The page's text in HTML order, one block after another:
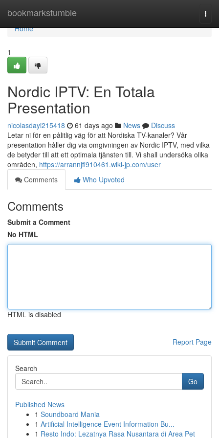
bookmarkstumble
Home
Home
1
Nordic IPTV: En Totala
Presentation
nicolasdayi215418 61 days ago News
Discuss
Letar ni för en pålitlig väg för att Nordiska TV-kanaler? Vår
presentation håller dig via omgivningen av Nordic IPTV, med vilka
de betyder till att ett optimala tjänsten till. Vi shall undersöka olika
områden, https://arrannjfi910461.wiki-jp.com/user
Comments
Who Upvoted
Comments
Submit a Comment
No HTML
HTML is disabled
Report Page
Search
Go
Published News
1 Soundboard Mania
1 Artificial Intelligence Event Information Bu...
1 Resto Indo: Lezatnya Rasa Nusantara di Area Pet